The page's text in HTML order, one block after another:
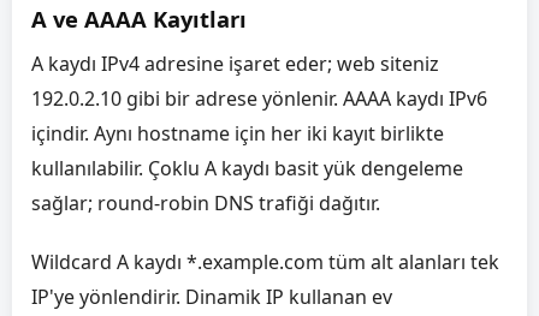
A ve AAAA Kayıtları
A kaydı IPv4 adresine işaret eder; web siteniz
192.0.2.10 gibi bir adrese yönlenir. AAAA kaydı IPv6
içindir. Aynı hostname için her iki kayıt birlikte
kullanılabilir. Çoklu A kaydı basit yük dengeleme
sağlar; round-robin DNS trafiği dağıtır.
Wildcard A kaydı *.example.com tüm alt alanları tek
IP'ye yönlendirir. Dinamik IP kullanan ev